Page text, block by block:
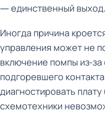
— единственный выход.
Иногда причина
управления может не
включение помпы из-
подгоревшего
диагностировать
схемотехники